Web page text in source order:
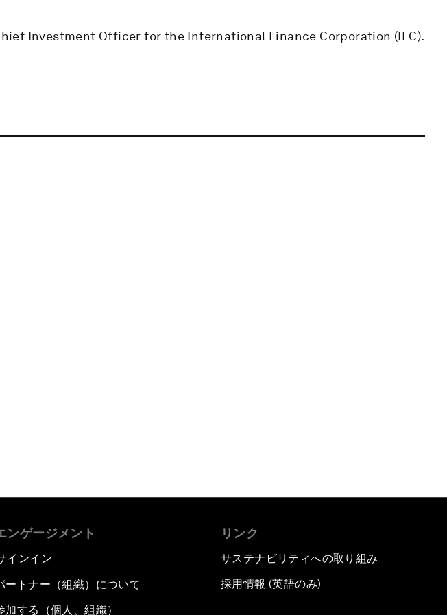
Investment Officer for the International Finance Corporation (IFC).
ンゲージメント
インイン
ートナー（組織）について
加する（個人、組織）
リンク
サステナビリティへの取り組み
採用情報 (英語のみ)